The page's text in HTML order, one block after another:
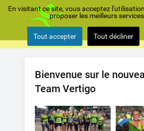
Bienvenue sur le
Team Vertigo
En visitant ce site, vous acceptez
proposer les meilleurs
Tout accepter Tout décliner